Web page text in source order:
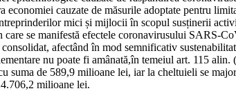
economiei cauzate de măsurile adoptate pentru
mici și mijlocii în scopul susținerii
se manifestă efectele coronavirusului SARS-
afectând în mod semnificativ
nu poate fi amânată,în temeiul art. 115 alin.
suma de 589,9 milioane lei, iar la cheltuieli se
milioane lei.